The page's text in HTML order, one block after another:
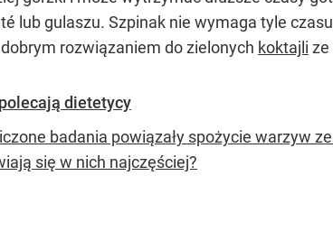
lub gulaszu. Szpinak nie wymaga tyle
rozwiązaniem do zielonych koktajli ze
dietetycy
badania powiązały spożycie warzyw
się w nich najczęściej?